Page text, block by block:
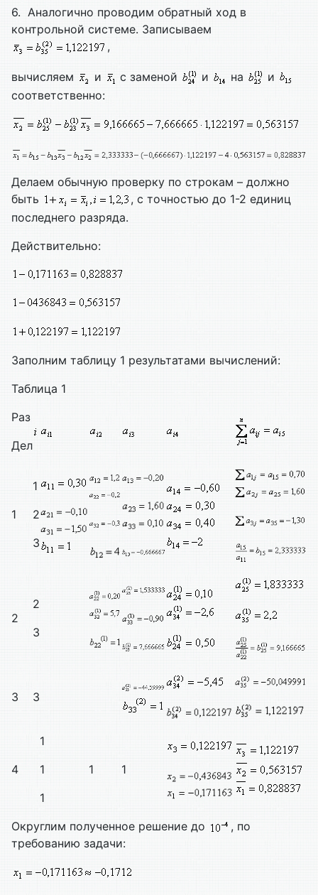
6. Аналогично проводим обратный ход в
контрольной системе. Записываем
,
вычисляем и с заменой и на
и
соответственно:
Делаем обычную проверку по строкам – должно
быть
, с точностью до 1-2 единиц
последнего разряда.
Действительно:
Заполним таблицу 1 результатами вычислений:
Таблица 1
Раз
Дел
1
1
2
3
2
2
3
3 3
4
1
1
1
1 1
Округлим полученное решение до
, по
требованию задачи: